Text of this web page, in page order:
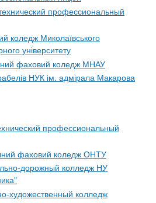
профессиональный
коледж Миколаївського
університету
фаховий коледж МНАУ
НУК ім. адмірала Макарова
профессиональный
фаховий коледж ОНТУ
дорожный колледж НУ
художественный колледж